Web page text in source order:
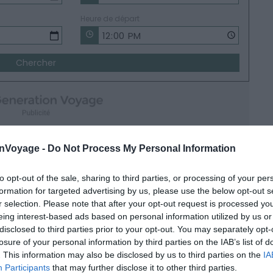
- Do Not Process My Personal Information
opt-out of the sale, sharing to third parties, or processing of your
for targeted advertising by us, please use the below opt-out
selection. Please note that after your opt-out request is processed
interest-based ads based on personal information utilized by us
to third parties prior to your opt-out. You may separately
of your personal information by third parties on the IAB’s list of
This information may also be disclosed by us to third parties on the
Participants that may further disclose it to other third parties.
Chercher
dans la rue en payant
payant, n’est vraiment pas la bonne solution.
un vrai calvaire ! La circulation chaotique de la ville,
bien de ne pas vous charmer une fois au volant.
rue l’expose à toutes sortes d’actes de vandalisme